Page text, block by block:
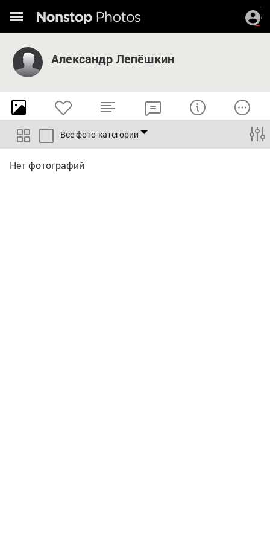
Александр Лепёшкин
Все фото-категории
Нет фотографий